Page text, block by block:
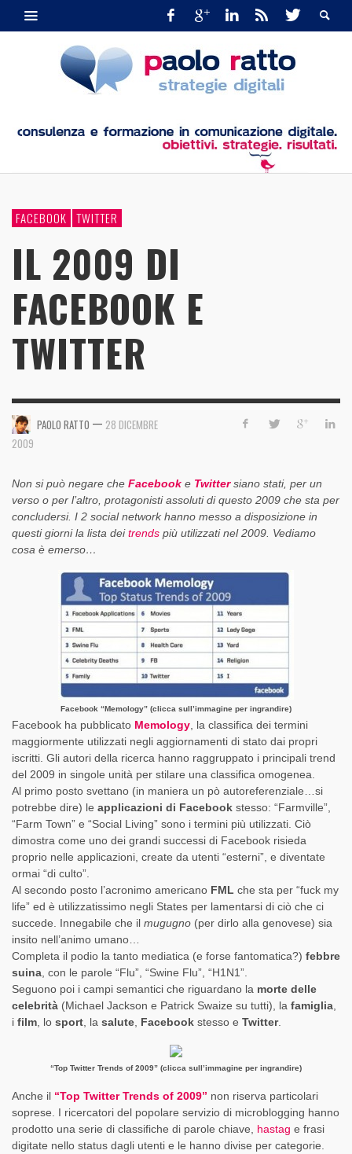
FACEBOOK TWITTER
IL 2009 DI
FACEBOOK E
TWITTER
PAOLO RATTO — 28 DICEMBRE
2009
Non si può negare che Facebook e Twittersiano stati, per un
verso o per l’altro, protagonisti assoluti di questo 2009 che sta per
concludersi. I 2 social network hanno messo a disposizione in
questi giorni la lista deitrends più utilizzati nel 2009. Vediamo
cosa è emerso…
Facebook “Memology” (clicca sull’immagine per ingrandire)
Facebook ha pubblicato Memology , la classifica dei termini
maggiormente utilizzati negli aggiornamenti di stato dai propri
iscritti. Gli autori della ricerca hanno raggruppato i principali trend
del 2009 in singole unità per stilare una classifica omogenea.
Al primo posto svettano (in maniera un pò autoreferenziale…si
potrebbe dire) le applicazioni di Facebook stesso: “Farmville”,
“Farm Town” e “Social Living” sono i termini più utilizzati. Ciò
dimostra come uno dei grandi successi di Facebook risieda
proprio nelle applicazioni, create da utenti “esterni”, e diventate
ormai “di culto”.
Al secondo posto l’acronimo americano FML che sta per “fuck my
life” ed è utilizzatissimo negli States per lamentarsi di ciò che ci
succede. Innegabile che il mugugno (per dirlo alla genovese) sia
insito nell’animo umano…
Completa il podio la tanto mediatica (e forse fantomatica?) febbre
suina , con le parole “Flu”, “Swine Flu”, “H1N1”.
Seguono poi i campi semantici che riguardano la morte delle
celebrità (Michael Jackson e Patrick Swaize su tutti), la famiglia
i film , lo sport , la salute Facebook stesso e Twitter.
“Top Twitter Trends of 2009” (clicca sull’immagine per ingrandire)
Anche il “Top Twitter Trends of 2009” non riserva particolari
soprese. I ricercatori del popolare servizio di microblogging hanno
prodotto una serie di classifiche di parole chiave, hastag e frasi
digitate nello status dagli utenti e le hanno divise per categorie.